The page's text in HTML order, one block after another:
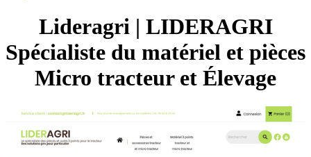
Lideragri | LIDERAGRI
Spécialiste du matériel et pièces
Micro tracteur et Élevage